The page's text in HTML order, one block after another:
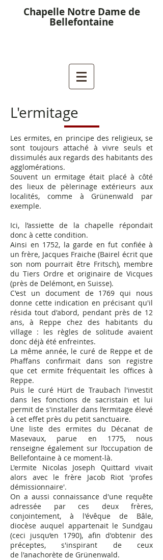
Chapelle Notre Dame de
Bellefontaine
L'ermitage
Les ermites, en principe des religieux, se
sont toujours attaché à vivre seuls et
dissimulés aux regards des habitants des
agglomérations.
Souvent un ermitage était placé à côté
des lieux de pèlerinage extérieurs aux
localités, comme à Grünenwald par
exemple.
Ici, l’assiette de la chapelle répondait
donc à cette condition.
Ainsi en 1752, la garde en fut confiée à
un frère, Jacques Fraiche (Bairel écrit que
son nom pourrait être Fritsch), membre
du Tiers Ordre et originaire de Vicques
(près de Delémont, en Suisse).
C'est un document de 1769 qui nous
donne cette indication en précisant qu'il
résida tout d'abord, pendant près de 12
ans, à Reppe chez des habitants du
village : les règles de solitude avaient
donc déjà été enfreintes.
La même année, le curé de Reppe et de
Phaffans confirmait dans son registre
que cet ermite fréquentait les offices à
Reppe.
Puis le curé Hürt de Traubach l'investit
dans les fonctions de sacristain et lui
permit de s'installer dans l’ermitage élevé
à cet effet près du petit sanctuaire.
Une liste des ermites du Décanat de
Masevaux, parue en 1775, nous
renseigne également sur l’occupation de
Bellefontaine à ce moment-là.
L'ermite Nicolas Joseph Quittard vivait
alors avec le frère Jacob Riot 'profes
démissionnaire'.
On a aussi connaissance d'une requête
adressée par ces deux frères,
conjointement, à l'évêque de Bâle,
diocèse auquel appartenait le Sundgau
(ceci jusqu’en 1790), afin d'obtenir des
préceptes, s'inspirant de ceux
de l'anachorète de Grünenwald.